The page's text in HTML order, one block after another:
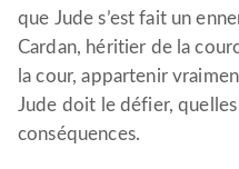
que Jude s’est fait un
Cardan, héritier de la
la cour, appartenir
Jude doit le défier, quelles
conséquences.